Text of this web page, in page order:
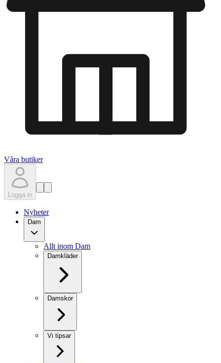
Våra butiker
Logga in
Nyheter
Dam
Allt inom Dam
Damkläder
Damskor
Vi tipsar